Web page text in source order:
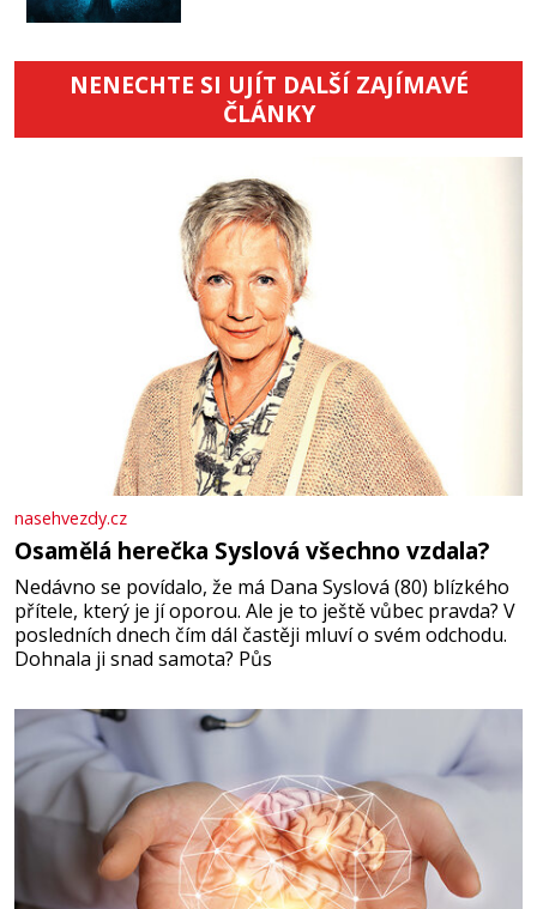
NENECHTE SI UJÍT DALŠÍ ZAJÍMAVÉ
ČLÁNKY
nasehvezdy.cz
Osamělá herečka Syslová všechno vzdala?
Nedávno se povídalo, že má Dana Syslová (80) blízkého
přítele, který je jí oporou. Ale je to ještě vůbec pravda? V
posledních dnech čím dál častěji mluví o svém odchodu.
Dohnala ji snad samota? Půs